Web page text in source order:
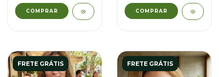
FRETE GRÁTIS FRETE GRÁTIS